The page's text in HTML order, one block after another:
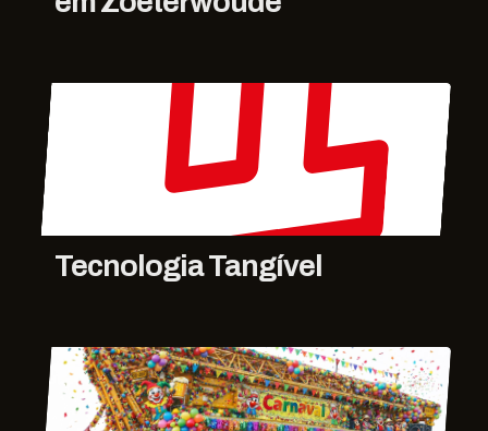
Tecnologia Tangível